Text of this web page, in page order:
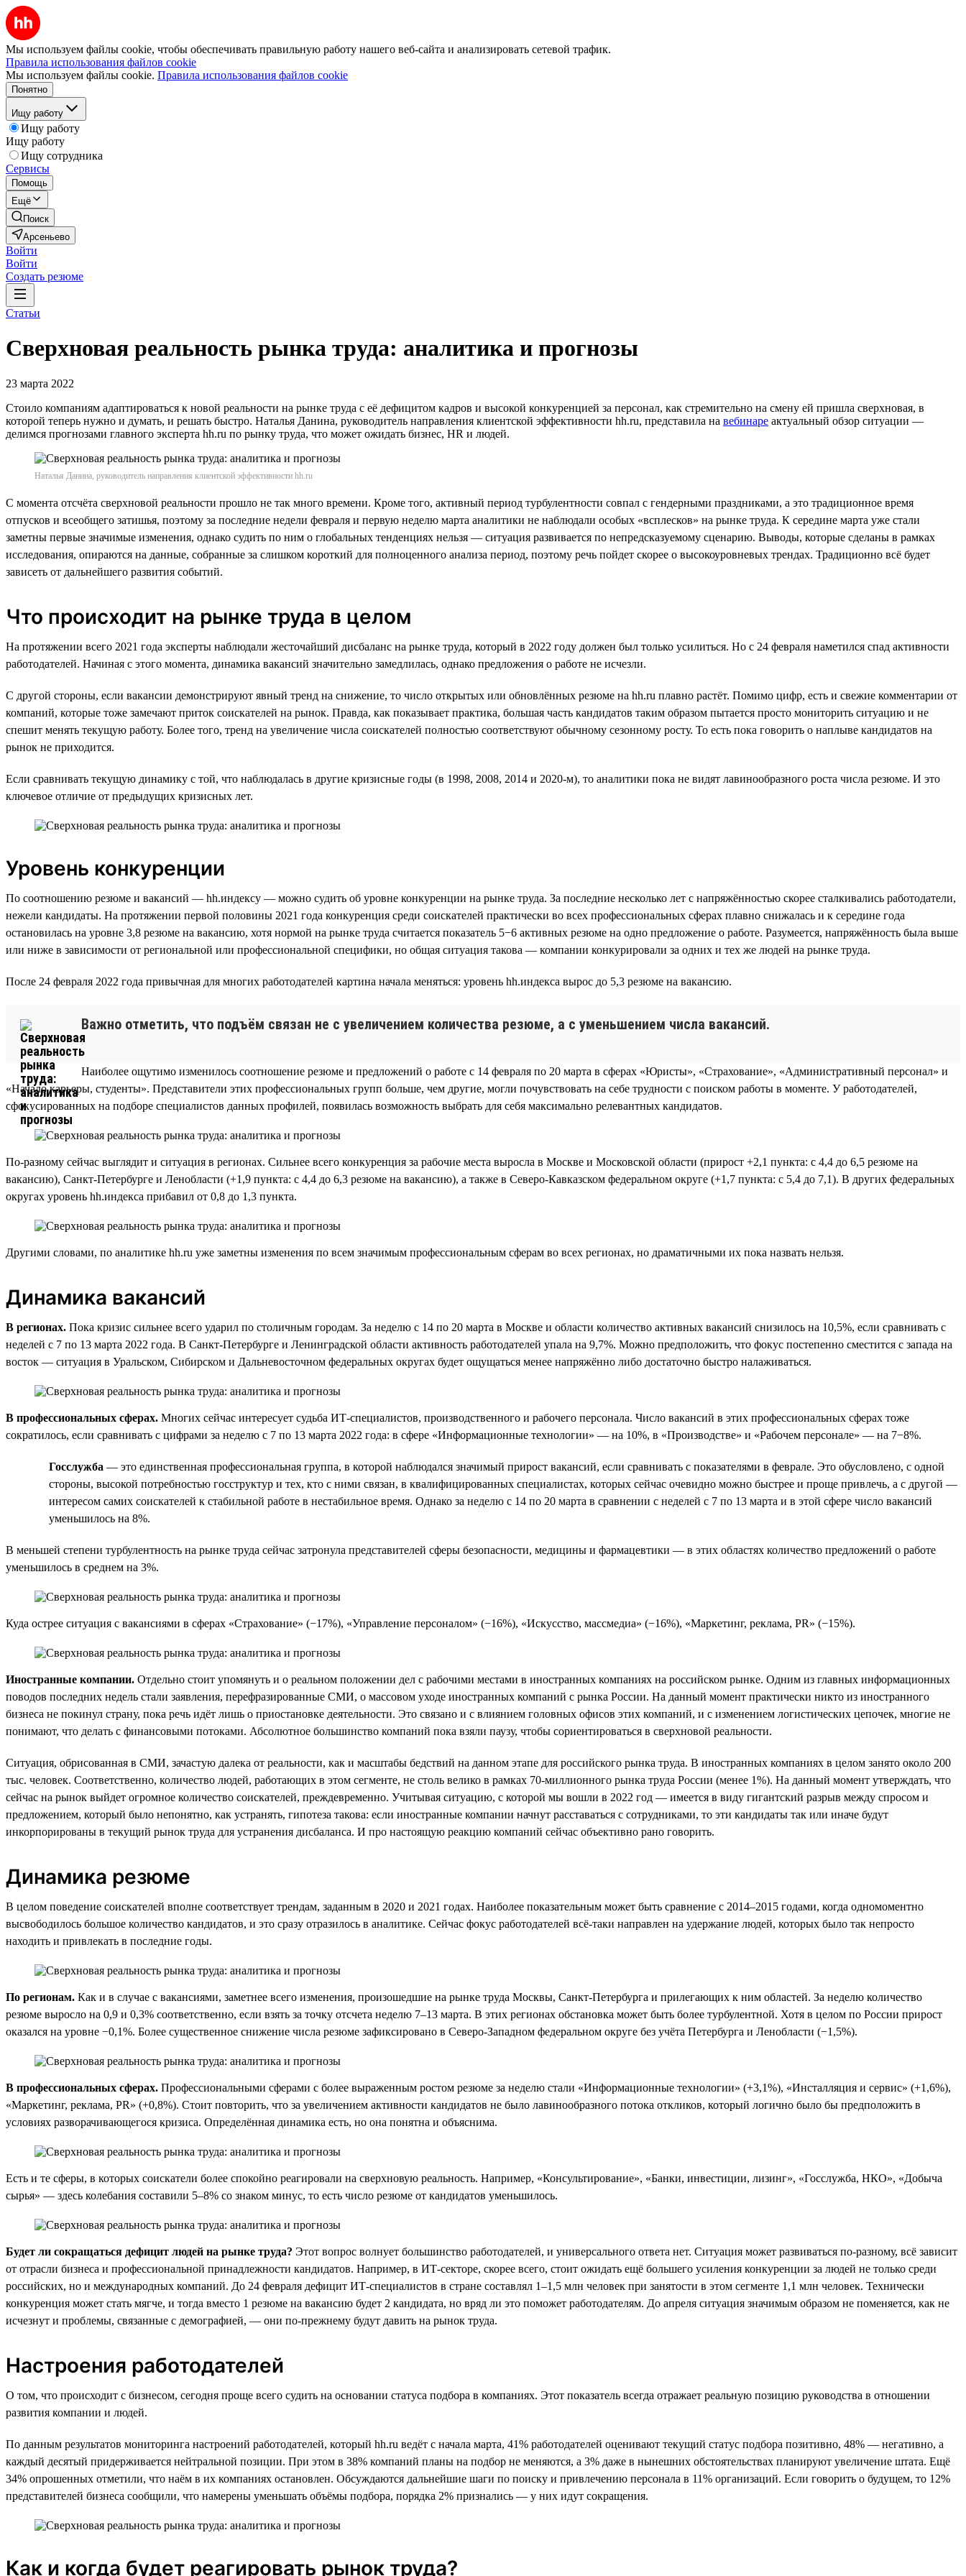
Мы используем файлы cookie, чтобы обеспечивать правильную работу нашего веб-сайта и анализировать сетевой трафик.
Правила использования файлов cookie
Мы используем файлы cookie. Правила использования файлов cookie
Понятно
Ищу работу
Ищу работу
Ищу работу
Ищу сотрудника
Сервисы
Помощь
Ещё
Поиск
Арсеньево
Войти
Войти
Создать резюме
Статьи
Сверхновая реальность рынка труда: аналитика и прогнозы
23 марта 2022
Стоило компаниям адаптироваться к новой реальности на рынке труда с её дефицитом кадров и высокой конкуренцией за персонал, как стремительно на смену ей пришла сверхновая, в
которой теперь нужно и думать, и решать быстро. Наталья Данина, руководитель направления клиентской эффективности hh.ru, представила на вебинаре актуальный обзор ситуации —
делимся прогнозами главного эксперта hh.ru по рынку труда, что может ожидать бизнес, HR и людей.
Наталья Данина, руководитель направления клиентской эффективности hh.ru
С момента отсчёта сверхновой реальности прошло не так много времени. Кроме того, активный период турбулентности совпал с гендерными праздниками, а это традиционное время
отпусков и всеобщего затишья, поэтому за последние недели февраля и первую неделю марта аналитики не наблюдали особых «всплесков» на рынке труда. К середине марта уже стали
заметны первые значимые изменения, однако судить по ним о глобальных тенденциях нельзя — ситуация развивается по непредсказуемому сценарию. Выводы, которые сделаны в рамках
исследования, опираются на данные, собранные за слишком короткий для полноценного анализа период, поэтому речь пойдет скорее о высокоуровневых трендах. Традиционно всё будет
зависеть от дальнейшего развития событий.
Что происходит на рынке труда в целом
На протяжении всего 2021 года эксперты наблюдали жесточайший дисбаланс на рынке труда, который в 2022 году должен был только усилиться. Но с 24 февраля наметился спад активности
работодателей. Начиная с этого момента, динамика вакансий значительно замедлилась, однако предложения о работе не исчезли.
С другой стороны, если вакансии демонстрируют явный тренд на снижение, то число открытых или обновлённых резюме на hh.ru плавно растёт. Помимо цифр, есть и свежие комментарии от
компаний, которые тоже замечают приток соискателей на рынок. Правда, как показывает практика, большая часть кандидатов таким образом пытается просто мониторить ситуацию и не
спешит менять текущую работу. Более того, тренд на увеличение числа соискателей полностью соответствуют обычному сезонному росту. То есть пока говорить о наплыве кандидатов на
рынок не приходится.
Если сравнивать текущую динамику с той, что наблюдалась в другие кризисные годы (в 1998, 2008, 2014 и 2020-м), то аналитики пока не видят лавинообразного роста числа резюме. И это
ключевое отличие от предыдущих кризисных лет.
Уровень конкуренции
По соотношению резюме и вакансий — hh.индексу — можно судить об уровне конкуренции на рынке труда. За последние несколько лет с напряжённостью скорее сталкивались работодатели,
нежели кандидаты. На протяжении первой половины 2021 года конкуренция среди соискателей практически во всех профессиональных сферах плавно снижалась и к середине года
остановилась на уровне 3,8 резюме на вакансию, хотя нормой на рынке труда считается показатель 5−6 активных резюме на одно предложение о работе. Разумеется, напряжённость была выше
или ниже в зависимости от региональной или профессиональной специфики, но общая ситуация такова — компании конкурировали за одних и тех же людей на рынке труда.
После 24 февраля 2022 года привычная для многих работодателей картина начала меняться: уровень hh.индекса вырос до 5,3 резюме на вакансию.
Важно отметить, что подъём связан не с увеличением количества резюме, а с уменьшением числа вакансий.
.
Наиболее ощутимо изменилось соотношение резюме и предложений о работе с 14 февраля по 20 марта в сферах «Юристы», «Страхование», «Административный персонал» и
«Начало карьеры, студенты». Представители этих профессиональных групп больше, чем другие, могли почувствовать на себе трудности с поиском работы в моменте. У работодателей,
сфокусированных на подборе специалистов данных профилей, появилась возможность выбрать для себя максимально релевантных кандидатов.
По-разному сейчас выглядит и ситуация в регионах. Сильнее всего конкуренция за рабочие места выросла в Москве и Московской области (прирост +2,1 пункта: с 4,4 до 6,5 резюме на
вакансию), Санкт-Петербурге и Ленобласти (+1,9 пункта: с 4,4 до 6,3 резюме на вакансию), а также в Северо-Кавказском федеральном округе (+1,7 пункта: с 5,4 до 7,1). В других федеральных
округах уровень hh.индекса прибавил от 0,8 до 1,3 пункта.
Другими словами, по аналитике hh.ru уже заметны изменения по всем значимым профессиональным сферам во всех регионах, но драматичными их пока назвать нельзя.
Динамика вакансий
В регионах. Пока кризис сильнее всего ударил по столичным городам. За неделю с 14 по 20 марта в Москве и области количество активных вакансий снизилось на 10,5%, если сравнивать с
неделей с 7 по 13 марта 2022 года. В Санкт-Петербурге и Ленинградской области активность работодателей упала на 9,7%. Можно предположить, что фокус постепенно сместится с запада на
восток — ситуация в Уральском, Сибирском и Дальневосточном федеральных округах будет ощущаться менее напряжённо либо достаточно быстро налаживаться.
В профессиональных сферах. Многих сейчас интересует судьба ИТ-специалистов, производственного и рабочего персонала. Число вакансий в этих профессиональных сферах тоже
сократилось, если сравнивать с цифрами за неделю с 7 по 13 марта 2022 года: в сфере «Информационные технологии» — на 10%, в «Производстве» и «Рабочем персонале» — на 7−8%.
Госслужба — это единственная профессиональная группа, в которой наблюдался значимый прирост вакансий, если сравнивать с показателями в феврале. Это обусловлено, с одной
стороны, высокой потребностью госструктур и тех, кто с ними связан, в квалифицированных специалистах, которых сейчас очевидно можно быстрее и проще привлечь, а с другой —
интересом самих соискателей к стабильной работе в нестабильное время. Однако за неделю c 14 по 20 марта в сравнении с неделей с 7 по 13 марта и в этой сфере число вакансий
уменьшилось на 8%.
В меньшей степени турбулентность на рынке труда сейчас затронула представителей сферы безопасности, медицины и фармацевтики — в этих областях количество предложений о работе
уменьшилось в среднем на 3%.
Куда острее ситуация с вакансиями в сферах «Страхование» (−17%), «Управление персоналом» (−16%), «Искусство, массмедиа» (−16%), «Маркетинг, реклама, PR» (−15%).
Иностранные компании. Отдельно стоит упомянуть и о реальном положении дел с рабочими местами в иностранных компаниях на российском рынке. Одним из главных информационных
поводов последних недель стали заявления, перефразированные СМИ, о массовом уходе иностранных компаний с рынка России. На данный момент практически никто из иностранного
бизнеса не покинул страну, пока речь идёт лишь о приостановке деятельности. Это связано и с влиянием головных офисов этих компаний, и с изменением логистических цепочек, многие не
понимают, что делать с финансовыми потоками. Абсолютное большинство компаний пока взяли паузу, чтобы сориентироваться в сверхновой реальности.
Ситуация, обрисованная в СМИ, зачастую далека от реальности, как и масштабы бедствий на данном этапе для российского рынка труда. В иностранных компаниях в целом занято около 200
тыс. человек. Соответственно, количество людей, работающих в этом сегменте, не столь велико в рамках 70-миллионного рынка труда России (менее 1%). На данный момент утверждать, что
сейчас на рынок выйдет огромное количество соискателей, преждевременно. Учитывая ситуацию, с которой мы вошли в 2022 год — имеется в виду гигантский разрыв между спросом и
предложением, который было непонятно, как устранять, гипотеза такова: если иностранные компании начнут расставаться с сотрудниками, то эти кандидаты так или иначе будут
инкорпорированы в текущий рынок труда для устранения дисбаланса. И про настоящую реакцию компаний сейчас объективно рано говорить.
Динамика резюме
В целом поведение соискателей вполне соответствует трендам, заданным в 2020 и 2021 годах. Наиболее показательным может быть сравнение с 2014–2015 годами, когда одномоментно
высвободилось большое количество кандидатов, и это сразу отразилось в аналитике. Сейчас фокус работодателей всё-таки направлен на удержание людей, которых было так непросто
находить и привлекать в последние годы.
По регионам. Как и в случае с вакансиями, заметнее всего изменения, произошедшие на рынке труда Москвы, Санкт-Петербурга и прилегающих к ним областей. За неделю количество
резюме выросло на 0,9 и 0,3% соответственно, если взять за точку отсчета неделю 7–13 марта. В этих регионах обстановка может быть более турбулентной. Хотя в целом по России прирост
оказался на уровне −0,1%. Более существенное снижение числа резюме зафиксировано в Северо-Западном федеральном округе без учёта Петербурга и Ленобласти (−1,5%).
В профессиональных сферах. Профессиональными сферами с более выраженным ростом резюме за неделю стали «Информационные технологии» (+3,1%), «Инсталляция и сервис» (+1,6%),
«Маркетинг, реклама, PR» (+0,8%). Стоит повторить, что за увеличением активности кандидатов не было лавинообразного потока откликов, который логично было бы предположить в
условиях разворачивающегося кризиса. Определённая динамика есть, но она понятна и объяснима.
Есть и те сферы, в которых соискатели более спокойно реагировали на сверхновую реальность. Например, «Консультирование», «Банки, инвестиции, лизинг», «Госслужба, НКО», «Добыча
сырья» — здесь колебания составили 5–8% со знаком минус, то есть число резюме от кандидатов уменьшилось.
Будет ли сокращаться дефицит людей на рынке труда? Этот вопрос волнует большинство работодателей, и универсального ответа нет. Ситуация может развиваться по-разному, всё зависит
от отрасли бизнеса и профессиональной принадлежности кандидатов. Например, в ИТ-секторе, скорее всего, стоит ожидать ещё большего усиления конкуренции за людей не только среди
российских, но и международных компаний. До 24 февраля дефицит ИТ-специалистов в стране составлял 1–1,5 млн человек при занятости в этом сегменте 1,1 млн человек. Технически
конкуренция может стать мягче, и тогда вместо 1 резюме на вакансию будет 2 кандидата, но вряд ли это поможет работодателям. До апреля ситуация значимым образом не поменяется, как не
исчезнут и проблемы, связанные с демографией, — они по-прежнему будут давить на рынок труда.
Настроения работодателей
О том, что происходит с бизнесом, сегодня проще всего судить на основании статуса подбора в компаниях. Этот показатель всегда отражает реальную позицию руководства в отношении
развития компании и людей.
По данным результатов мониторинга настроений работодателей, который hh.ru ведёт с начала марта, 41% работодателей оценивают текущий статус подбора позитивно, 48% — негативно, а
каждый десятый придерживается нейтральной позиции. При этом в 38% компаний планы на подбор не меняются, а 3% даже в нынешних обстоятельствах планируют увеличение штата. Ещё
34% опрошенных отметили, что наём в их компаниях остановлен. Обсуждаются дальнейшие шаги по поиску и привлечению персонала в 11% организаций. Если говорить о будущем, то 12%
представителей бизнеса сообщили, что намерены уменьшать объёмы подбора, порядка 2% признались — у них идут сокращения.
Как и когда будет реагировать рынок труда?